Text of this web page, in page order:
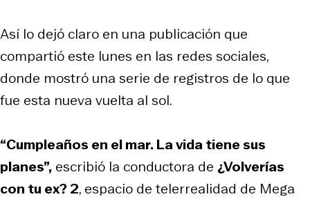
Así lo dejó claro en una publicación que
compartió este lunes en las redes sociales,
donde mostró una serie de registros de lo que
fue esta nueva vuelta al sol.
“Cumpleaños en el mar. La vida tiene sus
planes”, escribió la conductora de ¿Volverías
con tu ex? 2, espacio de telerrealidad de Mega